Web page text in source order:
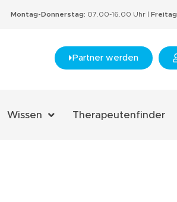
Montag-Donnerstag: 07.00-16.00 Uhr |
Partner werden
Wissen Therapeutenfinder